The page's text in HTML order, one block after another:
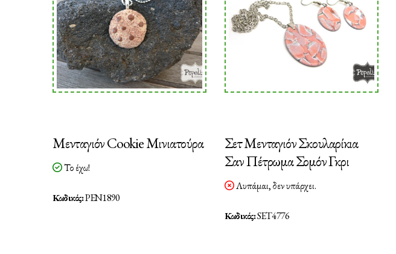
Μενταγιόν Cookie Μινιατούρα
Το έχω!
Κωδικός:PEN1890
Σετ Μενταγιόν Σκουλαρίκια
Σαν Πέτρωμα Σομόν Γκρι
Λυπάμαι, δεν υπάρχει.
Κωδικός:SET4776